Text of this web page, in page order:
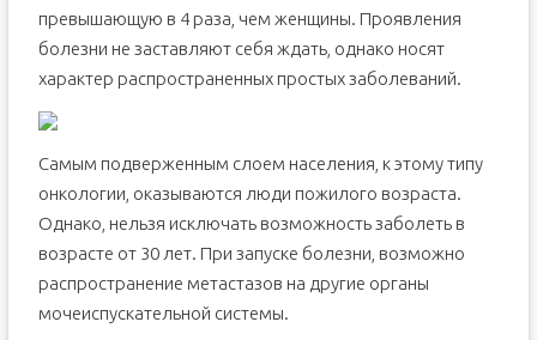
превышающую в 4 раза, чем женщины. Проявления
болезни не заставляют себя ждать, однако носят
характер распространенных простых заболеваний.
Самым подверженным слоем населения, к этому типу
онкологии, оказываются люди пожилого возраста.
Однако, нельзя исключать возможность заболеть в
возрасте от 30 лет. При запуске болезни, возможно
распространение метастазов на другие органы
мочеиспускательной системы.